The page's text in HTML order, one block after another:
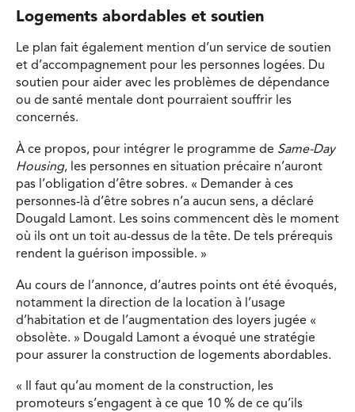
Logements abordables et soutien
Le plan fait également mention d’un service de soutien
et d’accompagnement pour les personnes logées. Du
soutien pour aider avec les problèmes de dépendance
ou de santé mentale dont pourraient souffrir les
concernés.
À ce propos, pour intégrer le programme de Same-Day
Housing, les personnes en situation précaire n’auront
pas l’obligation d’être sobres. « Demander à ces
personnes-là d’être sobres n’a aucun sens, a déclaré
Dougald Lamont. Les soins commencent dès le moment
où ils ont un toit au-dessus de la tête. De tels prérequis
rendent la guérison impossible. »
Au cours de l’annonce, d’autres points ont été évoqués,
notamment la direction de la location à l’usage
d’habitation et de l’augmentation des loyers jugée «
obsolète. » Dougald Lamont a évoqué une stratégie
pour assurer la construction de logements abordables.
« Il faut qu’au moment de la construction, les
promoteurs s’engagent à ce que 10 % de ce qu’ils